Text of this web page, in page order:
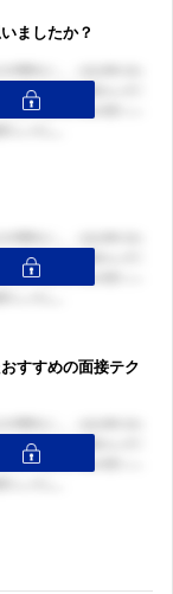
ましたか？
すすめの面接テク